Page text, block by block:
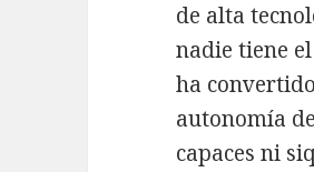
de alta
nadie tiene
ha
autonomía
capaces ni